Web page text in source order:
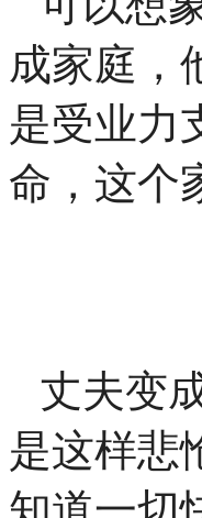
成家庭，
是受业力
命，这个
丈夫变
是这样悲